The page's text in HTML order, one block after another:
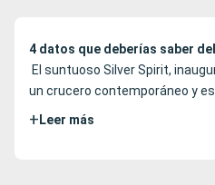
4 datos que deberías saber
El suntuoso Silver Spirit,
un crucero contemporáneo y
+ Leer más